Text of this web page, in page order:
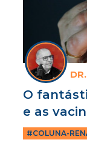
O
e as
#COLUNA-